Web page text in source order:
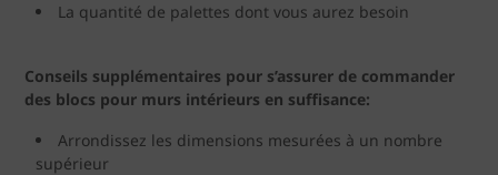
La quantité de palettes dont vous aurez besoin
Conseils supplémentaires pour s’assurer de commander
des blocs pour murs intérieurs en suffisance:
Arrondissez les dimensions mesurées à un nombre
supérieur